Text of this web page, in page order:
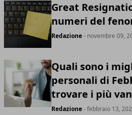
Great
numeri del
Redazione- novembre 09,
Quali sono i
personali di
trovare i più
Redazione- febbraio 13,